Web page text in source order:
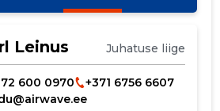
Leinus Juhatuse liige
600 0970
+371 6756 6607